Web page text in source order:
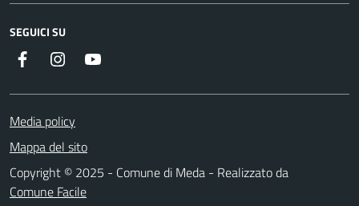
SEGUICI SU
InstagramYouTube
Media policy
Mappa del sito
Copyright © 2025 - Comune di Meda - Realizzato da
Comune Facile